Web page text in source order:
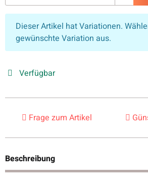
x
Dieser Artikel hat Variationen.
gewünschte Variation aus.
Verfügbar
Frage zum Artikel
Beschreibung